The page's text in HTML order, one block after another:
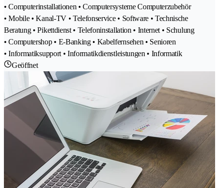
• Computerinstallationen • Computersysteme Computerzubehör
• Mobile • Kanal-TV • Telefonservice • Software • Technische
Beratung • Pikettdienst • Telefoninstallation • Internet • Schulung
• Computershop • E-Banking • Kabelfernsehen • Senioren
• Informatiksupport • Informatikdienstleistungen • Informatik
Geöffnet